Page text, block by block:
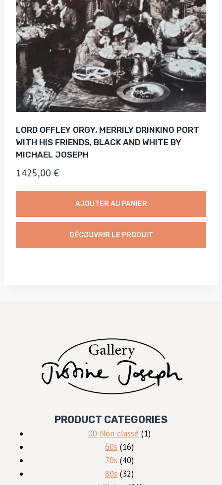
LORD OFFLEY ORGY, MERRILY DRINKING PORT
WITH HIS FRIENDS, BLACK AND WHITE BY
MICHAEL JOSEPH
1425,00 €
AJOUTER AU PANIER
DÉCOUVRIR LE PRODUIT
PRODUCT CATEGORIES
00 Non classé 11
60s 1616
produits
70s 4040
produits
80s 3232